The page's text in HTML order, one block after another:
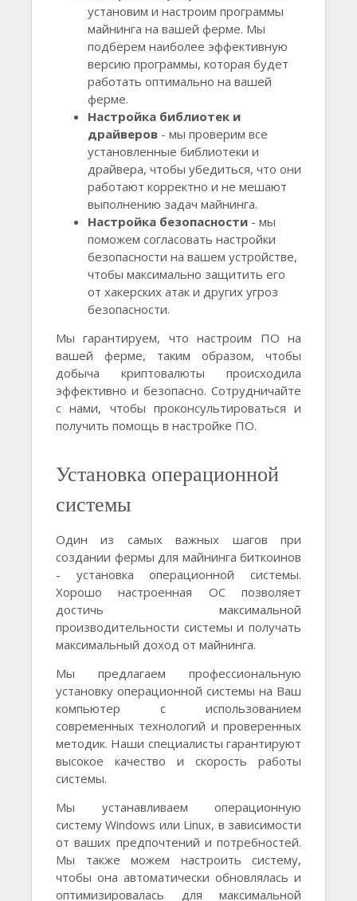
установим и настроим программы
майнинга на вашей ферме. Мы
подберем наиболее эффективную
версию программы, которая будет
работать оптимально на вашей
ферме.
Настройка библиотек и
драйверов - мы проверим все
установленные библиотеки и
драйвера, чтобы убедиться, что они
работают корректно и не мешают
выполнению задач майнинга.
Настройка безопасности - мы
поможем согласовать настройки
безопасности на вашем устройстве,
чтобы максимально защитить его
от хакерских атак и других угроз
безопасности.
Мы гарантируем, что настроим ПО на
вашей ферме, таким образом, чтобы
добыча криптовалюты происходила
эффективно и безопасно. Сотрудничайте
с нами, чтобы проконсультироваться и
получить помощь в настройке ПО.
Установка операционной
системы
Один из самых важных шагов при
создании фермы для майнинга биткоинов
- установка операционной системы.
Хорошо настроенная ОС позволяет
достичь максимальной
производительности системы и получать
максимальный доход от майнинга.
Мы предлагаем профессиональную
установку операционной системы на Ваш
компьютер с использованием
современных технологий и проверенных
методик. Наши специалисты гарантируют
высокое качество и скорость работы
системы.
Мы устанавливаем операционную
систему Windows или Linux, в зависимости
от ваших предпочтений и потребностей.
Мы также можем настроить систему,
чтобы она автоматически обновлялась и
оптимизировалась для максимальной